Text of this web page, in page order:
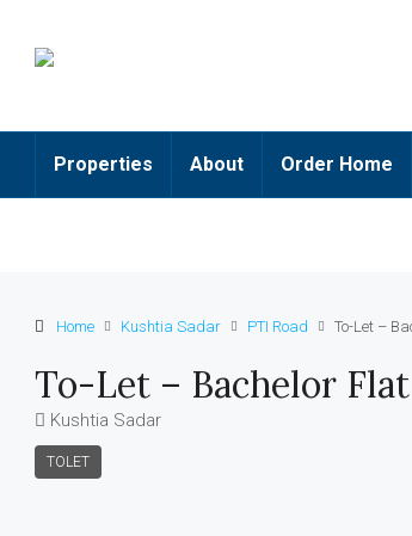
Properties About Order Home
Home Kushtia Sadar PTI Road To-Let –
To-Let – Bachelor
Kushtia Sadar
TOLET